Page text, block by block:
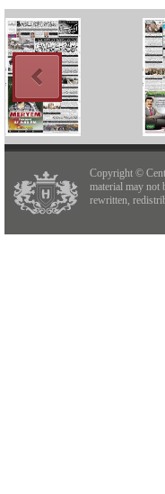
Copyright ©
material may not
rewritten,